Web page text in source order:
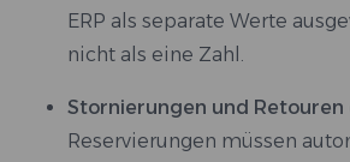
ERP als separate Werte
nicht als eine Zahl.
Stornierungen und Retouren
Reservierungen müssen